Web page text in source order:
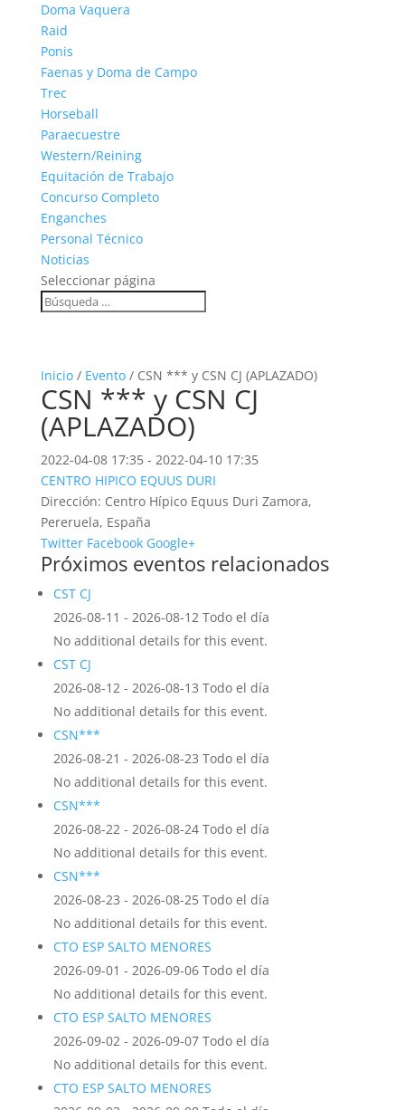
Doma Vaquera
Raid
Ponis
Faenas y Doma de Campo
Trec
Horseball
Paraecuestre
Western/Reining
Equitación de Trabajo
Concurso Completo
Enganches
Personal Técnico
Noticias
Seleccionar página
Inicio/ Evento/ CSN *** y CSN CJ (APLAZADO)
CSN *** y CSN CJ
(APLAZADO)
2022-04-08 17:35 - 2022-04-10 17:35
CENTRO HIPICO EQUUS DURI
Dirección: Centro Hípico Equus Duri Zamora,
Pereruela, España
Twitter Facebook Google+
Próximos eventos relacionados
CST CJ
2026-08-11 - 2026-08-12 Todo el día
No additional details for this event.
CST CJ
2026-08-12 - 2026-08-13 Todo el día
No additional details for this event.
CSN***
2026-08-21 - 2026-08-23 Todo el día
No additional details for this event.
CSN***
2026-08-22 - 2026-08-24 Todo el día
No additional details for this event.
CSN***
2026-08-23 - 2026-08-25 Todo el día
No additional details for this event.
CTO ESP SALTO MENORES
2026-09-01 - 2026-09-06 Todo el día
No additional details for this event.
CTO ESP SALTO MENORES
2026-09-02 - 2026-09-07 Todo el día
No additional details for this event.
CTO ESP SALTO MENORES